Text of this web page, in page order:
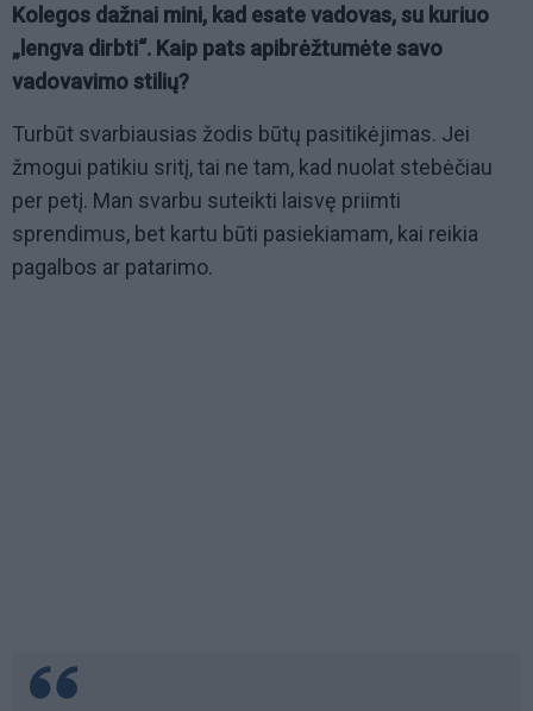
Kolegos dažnai mini, kad esate vadovas, su kuriuo
„lengva dirbti“. Kaip pats apibrėžtumėte savo
vadovavimo stilių?
Turbūt svarbiausias žodis būtų pasitikėjimas. Jei
žmogui patikiu sritį, tai ne tam, kad nuolat stebėčiau
per petį. Man svarbu suteikti laisvę priimti
sprendimus, bet kartu būti pasiekiamam, kai reikia
pagalbos ar patarimo.